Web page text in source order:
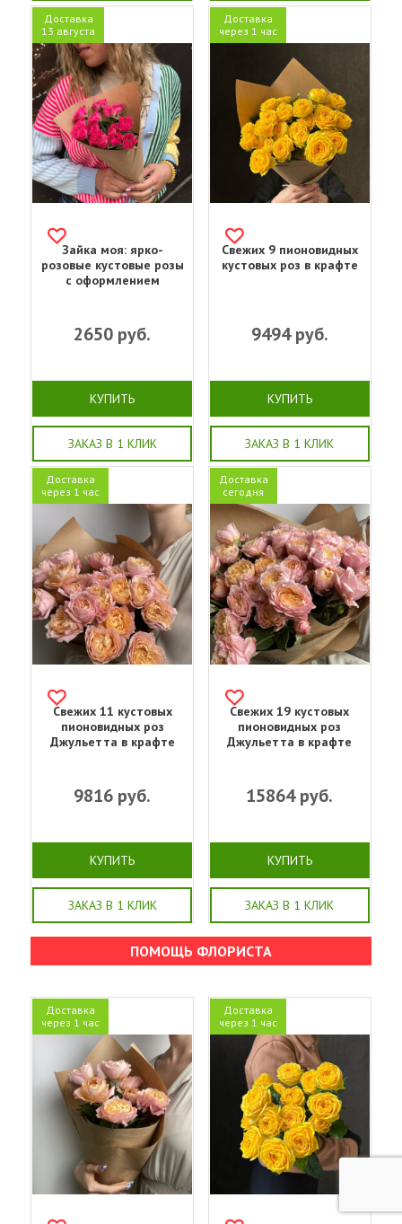
Доставка
13 августа
Зайка моя: ярко-
розовые кустовые розы
с оформлением
2650 руб.
КУПИТЬ
ЗАКАЗ В 1 КЛИК
Доставка
через 1 час
Свежих 9 пионовидных
кустовых роз в крафте
9494руб.
КУПИТЬ
ЗАКАЗ В 1 КЛИК
Доставка
через 1 час
Свежих 11 кустовых
пионовидных роз
Джульетта в крафте
9816 руб.
КУПИТЬ
ЗАКАЗ В 1 КЛИК
Доставка
сегодня
Свежих 19 кустовых
пионовидных роз
Джульетта в крафте
15864руб.
КУПИТЬ
ЗАКАЗ В 1 КЛИК
ПОМОЩЬ ФЛОРИСТА
Доставка
через 1 час
Доставка
через 1 час